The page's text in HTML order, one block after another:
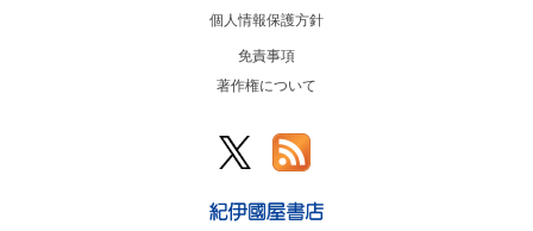
個人情報保護方針
免責事項
著作権について